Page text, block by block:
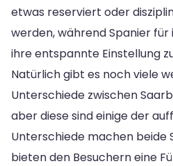
etwas reserviert oder
werden, während Spanier
ihre entspannte Einstellung
Natürlich gibt es noch viele
Unterschiede zwischen
aber diese sind einige der
Unterschiede machen beide
bieten den Besuchern eine